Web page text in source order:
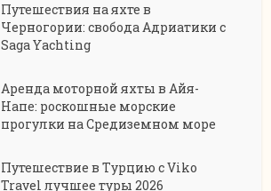
Путешествия на яхте в
Черногории: свобода Адриатики с
Saga Yachting
Аренда моторной яхты в Айя-
Напе: роскошные морские
прогулки на Средиземном море
Путешествие в Турцию с Viko
Travel лучшее туры 2026